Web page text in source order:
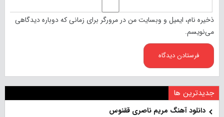
ذخیره نام، ایمیل و وبسایت من در مرورگر برای زمانی که دوباره دیدگاهی
می‌نویسم.
جدیدترین ها
دانلود آهنگ مریم ناصری ققنوس